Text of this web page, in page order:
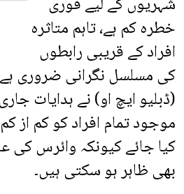
خطرہ کم ہے، تاہم متاثرہ
افراد کے قریبی رابطوں
کی مسلسل نگرانی ضروری
(ڈبلیو ایچ او) نے ہدایات
کیا جائے کیونکہ وائرس کی
بھی ظاہر ہو سکتی ہیں۔